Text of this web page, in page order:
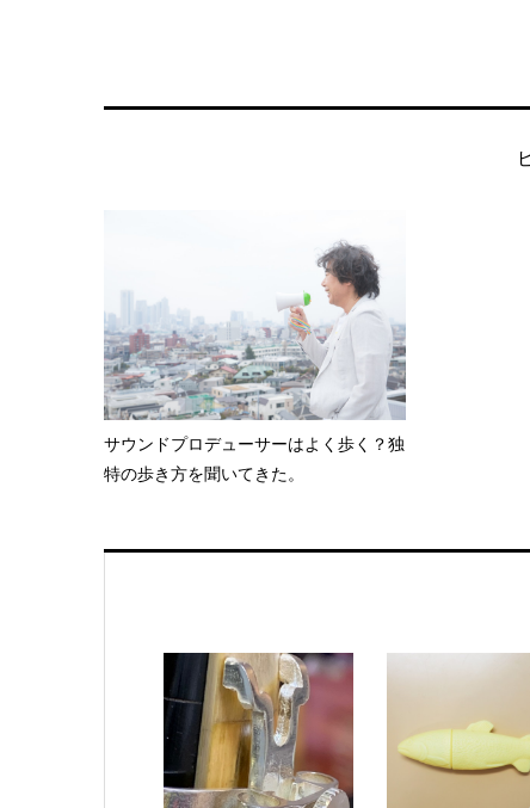
サウンドプロデューサーはよく歩く？独
特の歩き方を聞いてきた。